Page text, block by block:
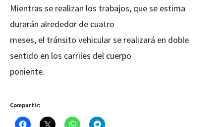
Mientras se realizan los trabajos, que se estima
durarán alrededor de cuatro
meses, el tránsito vehicular se realizará en doble
sentido en los carriles del cuerpo
poniente.
Compartir: